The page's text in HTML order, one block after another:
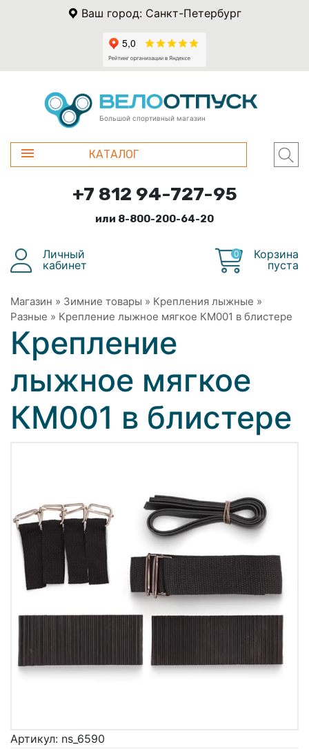
Ваш город: Санкт-Петербург
Большой спортивный магазин
КАТАЛОГ
+7 812 94-727-95
или 8-800-200-64-20
Личный
кабинет
0
Корзина
пуста
Магазин » Зимние товары » Крепления лыжные »
Разные » Крепление лыжное мягкое КМ001 в блистере
Крепление
лыжное мягкое
КМ001 в блистере
Артикул: ns_6590